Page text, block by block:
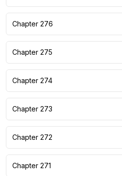
Chapter 276
Chapter 275
Chapter 274
Chapter 273
Chapter 272
Chapter 271